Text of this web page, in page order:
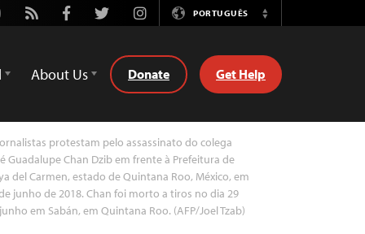
Rss FacebookTwitterInstagramPORTUGUÊS
Switch
About Us Donate Get Help
protestam pelo assassinato do colega
Guadalupe Chan Dzib em frente à Prefeitura de
del Carmen, estado de Quintana Roo, México, em
junho de 2018. Chan foi morto a tiros no dia 29
em Sabán, em Quintana Roo. (AFP/Joel Tzab)